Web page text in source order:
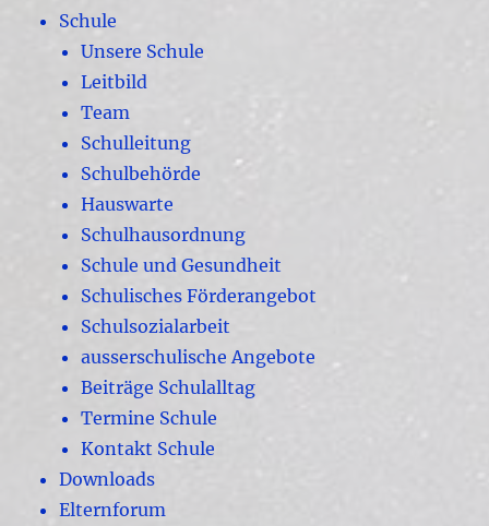
Schule
Unsere Schule
Leitbild
Team
Schulleitung
Schulbehörde
Hauswarte
Schulhausordnung
Schule und Gesundheit
Schulisches Förderangebot
Schulsozialarbeit
ausserschulische Angebote
Beiträge Schulalltag
Termine Schule
Kontakt Schule
Downloads
Elternforum